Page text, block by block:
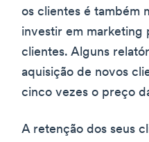
os clientes é também
investir em marketing
clientes. Alguns
aquisição de novos
cinco vezes o preço
A retenção dos seus